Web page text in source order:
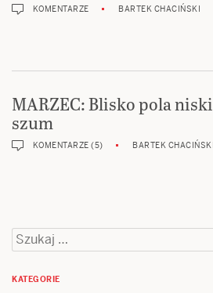
KOMENTARZE BARTEK CHACIŃSKI
MARZEC: Blisko pola niski
szum
KOMENTARZE (5) BARTEK CHACIŃSKI
Szukaj:
KATEGORIE